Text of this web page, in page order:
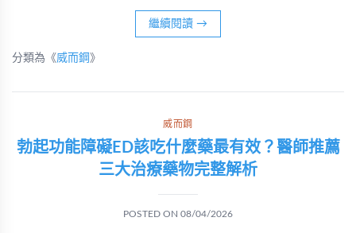
繼續閱讀 →
分類為《威而鋼 》
威而鋼
勃起功能障礙ED該吃什麼藥最有效？醫師推薦
三大治療藥物完整解析
POSTED ON 08/04/2026